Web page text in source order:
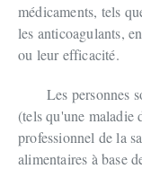
médicaments, tels
les anticoagulants,
ou leur efficacité.
Les personnes
(tels qu'une maladie
professionnel de la
alimentaires à base